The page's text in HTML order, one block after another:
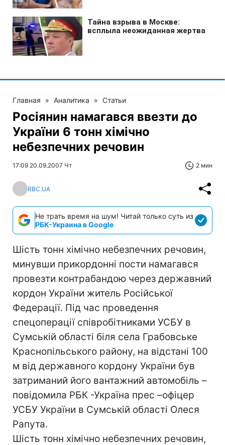
Главная » Аналитика » Статьи
Росіянин намагався ввезти до
України 6 тонн хімічно
небезпечних речовин
17:09 20.09.2007 Чт 2 мин
RBC.UA
Не трать время на шум! Читай только суть из
РБК-Украина в Google
Шість тонн хімічно небезпечних речовин,
минувши прикордонні пости намагався
провезти контрабандою через державний
кордон України житель Російської
Федерації. Під час проведення
спецоперації співробітниками УСБУ в
Сумській області біля села Грабовське
Краснопiльського району, на відстані 100
м від державного кордону України був
затриманий його вантажний автомобіль –
повiдомила РБК -Україна прес –офіцер
УСБУ України в Сумській області Олеся
Рапута.
Шість тонн хімічно небезпечних речовин,